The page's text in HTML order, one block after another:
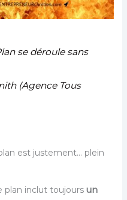
se déroule sans
(Agence Tous
est justement… plein
plan inclut toujours un